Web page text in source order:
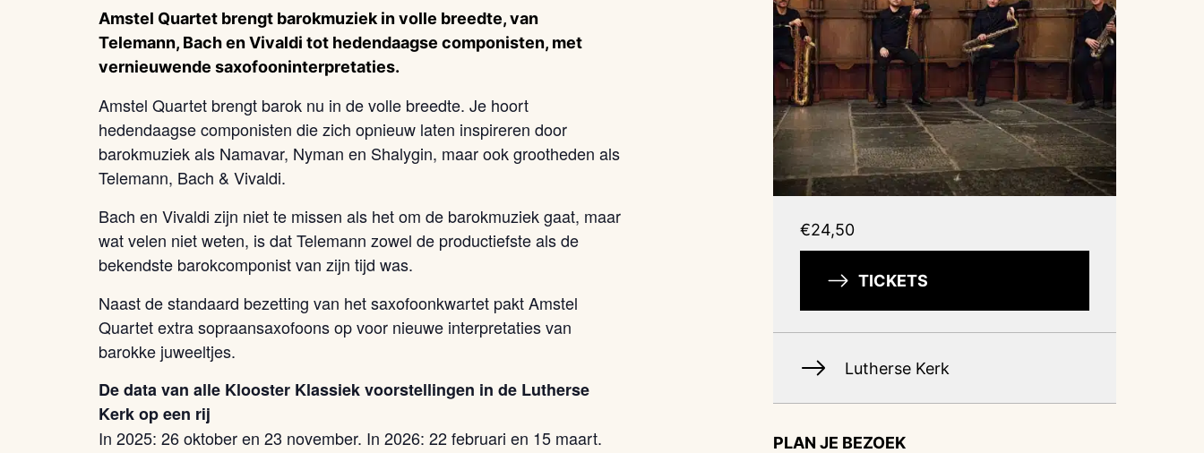
Amstel Quartet brengt barokmuziek in volle breedte, van
Telemann, Bach en Vivaldi tot hedendaagse componisten, met
vernieuwende saxofooninterpretaties.
Amstel Quartet brengt barok nu in de volle breedte. Je hoort
hedendaagse componisten die zich opnieuw laten inspireren door
barokmuziek als Namavar, Nyman en Shalygin, maar ook grootheden als
Telemann, Bach & Vivaldi.
Bach en Vivaldi zijn niet te missen als het om de barokmuziek gaat, maar
wat velen niet weten, is dat Telemann zowel de productiefste als de
bekendste barokcomponist van zijn tijd was.
Naast de standaard bezetting van het saxofoonkwartet pakt Amstel
Quartet extra sopraansaxofoons op voor nieuwe interpretaties van
barokke juweeltjes.
De data van alle Klooster Klassiek voorstellingen in de Lutherse
Kerk op een rij
In 2025: 26 oktober en 23 november. In 2026: 22 februari en 15 maart.
€24,50
TICKETS
Lutherse Kerk
PLAN JE BEZOEK